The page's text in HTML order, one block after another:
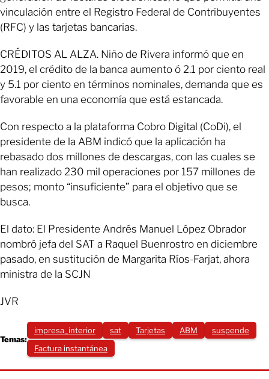
vinculación entre el Registro Federal de Contribuyentes
(RFC) y las tarjetas bancarias.
CRÉDITOS AL ALZA. Niño de Rivera informó que en
2019, el crédito de la banca aumento ó 2.1 por ciento real
y 5.1 por ciento en términos nominales, demanda que es
favorable en una economía que está estancada.
Con respecto a la plataforma Cobro Digital (CoDi), el
presidente de la ABM indicó que la aplicación ha
rebasado dos millones de descargas, con las cuales se
han realizado 230 mil operaciones por 157 millones de
pesos; monto “insuficiente” para el objetivo que se
busca.
El dato: El Presidente Andrés Manuel López Obrador
nombró jefa del SAT a Raquel Buenrostro en diciembre
pasado, en sustitución de Margarita Ríos-Farjat, ahora
ministra de la SCJN
JVR
Temas:
impresa_interior sat Tarjetas ABM
suspende
Factura instantánea